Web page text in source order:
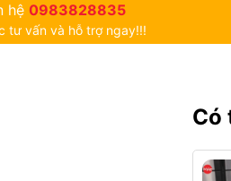
hệ 0983828835
tư vấn và hỗ trợ ngay!!!
Có